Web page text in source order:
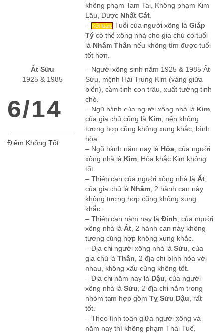
không phạm Tam Tai, Không phạm Kim
Lâu, Được Nhất Cát
– Kết luận: Tuổi của người xông là Giáp
Tý có thể xông nhà cho gia chủ có tuổi
là Nhâm Thân nếu không tìm được tuổi
tốt hơn.
Ất Sửu
1925 & 1985
6/14
Điểm Không Tốt
– Người xông sinh năm 1925 & 1985 Ất
Sửu, mệnh Hải Trung Kim (vàng giữa
biển), cầm tinh con trâu, xuất tướng tinh
chó.
– Ngũ hành của người xông nhà là Kim
của gia chủ cũng là Kim , nên không
tương hợp cũng không xung khắc, bình
hòa.
– Ngũ hành năm nay là Hỏa , của người
xông nhà là Kim , Hỏa khắc Kim không
tốt.
– Thiên can của người xông nhà là Ất
của gia chủ là Nhâm , 2 hành can này
không tương hợp cũng không xung
khắc.
– Thiên can năm nay là Đinh , của người
xông nhà là Ất , 2 hành can này không
tương cũng hợp không xung khắc.
– Địa chi người xông nhà là Sửu , của
gia chủ là Thân , 2 địa chi bình hòa với
nhau, không xấu cũng không tốt.
– Địa chi năm nay là Dậu , của người
xông nhà là Sửu , 2 địa chi nằm trong
nhóm tam hợp gồm Tỵ Sửu Dậu , rất
tốt.
– Theo tính toán giữa người xông và
năm nay thì không phạm Thái Tuế,